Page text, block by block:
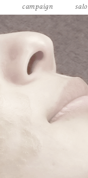
campaign